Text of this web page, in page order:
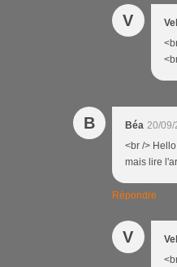
V
B Béa 20/09/
<br />
mais lire
Répondre
V